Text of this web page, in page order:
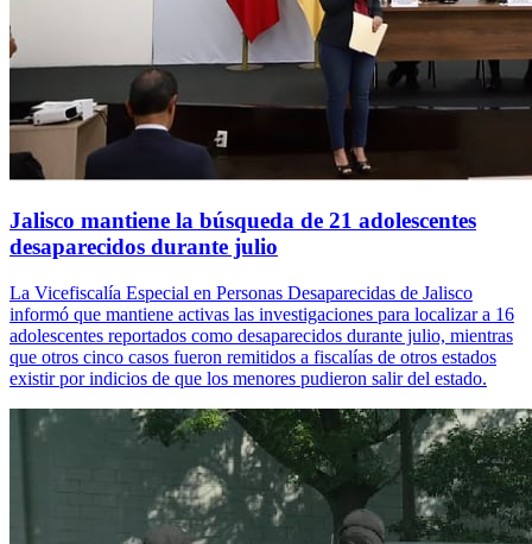
Jalisco mantiene la búsqueda de 21 adolescentes
desaparecidos durante julio
La Vicefiscalía Especial en Personas Desaparecidas de Jalisco
informó que mantiene activas las investigaciones para localizar a 16
adolescentes reportados como desaparecidos durante julio, mientras
que otros cinco casos fueron remitidos a fiscalías de otros estados
existir por indicios de que los menores pudieron salir del estado.